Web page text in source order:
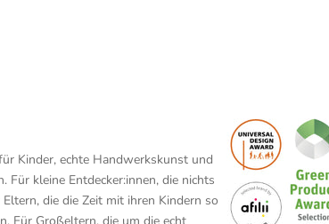
Kinder, echte Handwerkskunst und
Für kleine Entdecker:innen, die nichts
die die Zeit mit ihren Kindern so
Für Großeltern, die um die echt